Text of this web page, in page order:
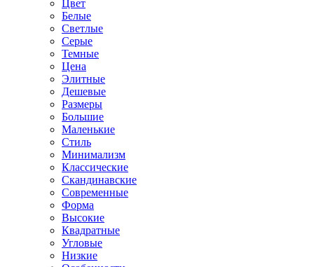
Цвет
Белые
Светлые
Серые
Темные
Цена
Элитные
Дешевые
Размеры
Большие
Маленькие
Стиль
Минимализм
Классические
Скандинавские
Современные
Форма
Высокие
Квадратные
Угловые
Низкие